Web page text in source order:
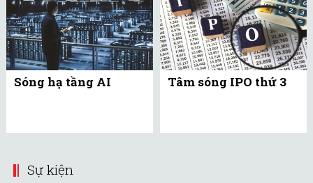
Sóng hạ tầng AI Tâm sóng IPO thứ 3
Sự kiện